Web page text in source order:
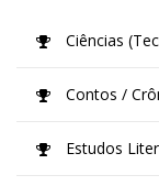
Ciências
Contos /
Estudos